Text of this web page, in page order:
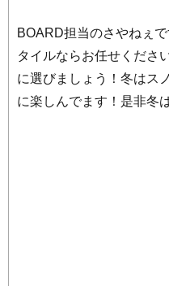
BOARD担当のさやねぇ
タイルならお任せくださ
に選びましょう！冬はス
に楽しんでます！是非冬